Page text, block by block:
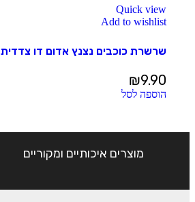
Quick view
Add to wishlist
שרשרת כוכבים נצנץ אדום דו צדדית
₪9.90
הוספה לסל
מוצרים איכותיים ומקוריים